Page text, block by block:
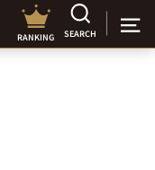
RANKING SEARCH